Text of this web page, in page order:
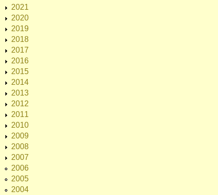
2021
2020
2019
2018
2017
2016
2015
2014
2013
2012
2011
2010
2009
2008
2007
2006
2005
2004